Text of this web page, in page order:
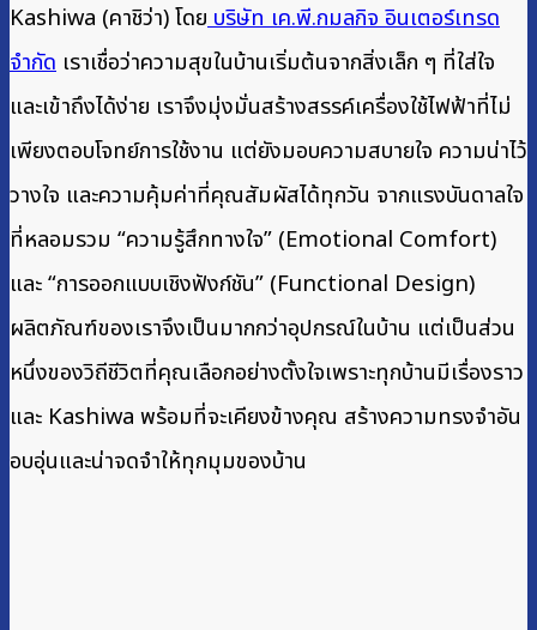
Kashiwa (คาชิว่า) โดยบริษัท เค.พี.กมลกิจ อินเตอร์เทรด
จำกัด เราเชื่อว่าความสุขในบ้านเริ่มต้นจากสิ่งเล็ก ๆ ที่ใส่ใจ
และเข้าถึงได้ง่าย เราจึงมุ่งมั่นสร้างสรรค์เครื่องใช้ไฟฟ้าที่ไม่
เพียงตอบโจทย์การใช้งาน แต่ยังมอบความสบายใจ ความน่าไว้
วางใจ และความคุ้มค่าที่คุณสัมผัสได้ทุกวัน จากแรงบันดาลใจ
ที่หลอมรวม “ความรู้สึกทางใจ” (Emotional Comfort)
และ “การออกแบบเชิงฟังก์ชัน” (Functional Design)
ผลิตภัณฑ์ของเราจึงเป็นมากกว่าอุปกรณ์ในบ้าน แต่เป็นส่วน
หนึ่งของวิถีชีวิตที่คุณเลือกอย่างตั้งใจเพราะทุกบ้านมีเรื่องราว
และ Kashiwa พร้อมที่จะเคียงข้างคุณ สร้างความทรงจำอัน
อบอุ่นและน่าจดจำให้ทุกมุมของบ้าน